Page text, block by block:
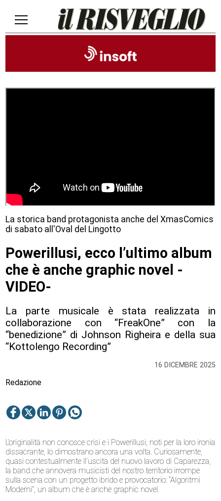
16 DICEMBRE 2025
La storica band protagonista anche del XmasComics
di sabato all'Oval del Lingotto
Powerillusi, ecco l’ultimo album
che è anche graphic novel -
VIDEO-
La parte musicale è stata realizzata in
collaborazione con “FreakOne” con la
“benedizione” di Johnson Righeira e della sua
“Kottolengo Recording”
Redazione
L’originalità non conosce crisi e i Powerillusi, noti per la loro ironia
dissacrante, lo dimostrano ancora una volta. Curiosamente,
quasi contestualmente ll’uscita del nuovo lavoro di Caparezza,
la band che annovera musicisti del nostro territorio irrompe
sulla scena con un progetto ibrido e provocatorio: “Algoritmi
Moderni”, un album che è anche graphic novel.